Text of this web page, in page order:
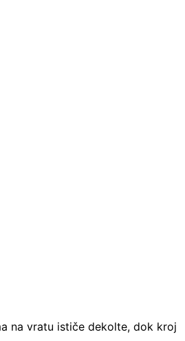
na vratu ističe dekolte, dok kroj